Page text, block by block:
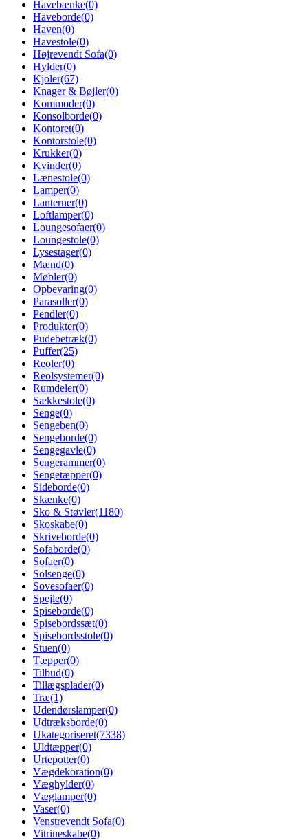
Havebænke(0)
Haveborde(0)
Haven(0)
Havestole(0)
Højrevendt Sofa(0)
Hylder(0)
Kjoler(67)
Knager & Bøjler(0)
Kommoder(0)
Konsolborde(0)
Kontoret(0)
Kontorstole(0)
Krukker(0)
Kvinder(0)
Lænestole(0)
Lamper(0)
Lanterner(0)
Loftlamper(0)
Loungesofaer(0)
Loungestole(0)
Lysestager(0)
Mænd(0)
Møbler(0)
Opbevaring(0)
Parasoller(0)
Pendler(0)
Produkter(0)
Pudebetræk(0)
Puffer(25)
Reoler(0)
Reolsystemer(0)
Rumdeler(0)
Sækkestole(0)
Senge(0)
Sengeben(0)
Sengeborde(0)
Sengegavle(0)
Sengerammer(0)
Sengetæpper(0)
Sideborde(0)
Skænke(0)
Sko & Støvler(1180)
Skoskabe(0)
Skriveborde(0)
Sofaborde(0)
Sofaer(0)
Solsenge(0)
Sovesofaer(0)
Spejle(0)
Spiseborde(0)
Spisebordssæt(0)
Spisebordsstole(0)
Stuen(0)
Tæpper(0)
Tilbud(0)
Tillægsplader(0)
Træ(1)
Udendørslamper(0)
Udtræksborde(0)
Ukategoriseret(7338)
Uldtæpper(0)
Urtepotter(0)
Vægdekoration(0)
Væghylder(0)
Væglamper(0)
Vaser(0)
Venstrevendt Sofa(0)
Vitrineskabe(0)